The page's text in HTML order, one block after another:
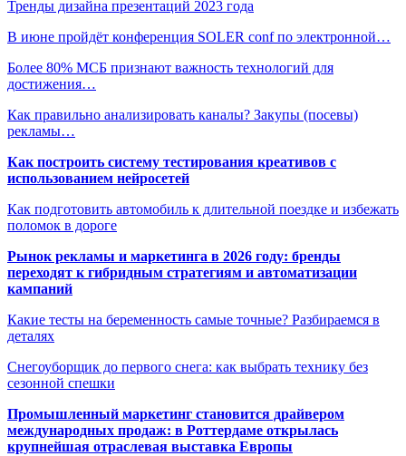
Тренды дизайна презентаций 2023 года
В июне пройдёт конференция SOLER conf по электронной…
Более 80% МСБ признают важность технологий для
достижения…
Как правильно анализировать каналы? Закупы (посевы)
рекламы…
Как построить систему тестирования креативов с
использованием нейросетей
Как подготовить автомобиль к длительной поездке и избежать
поломок в дороге
Рынок рекламы и маркетинга в 2026 году: бренды
переходят к гибридным стратегиям и автоматизации
кампаний
Какие тесты на беременность самые точные? Разбираемся в
деталях
Снегоуборщик до первого снега: как выбрать технику без
сезонной спешки
Промышленный маркетинг становится драйвером
международных продаж: в Роттердаме открылась
крупнейшая отраслевая выставка Европы